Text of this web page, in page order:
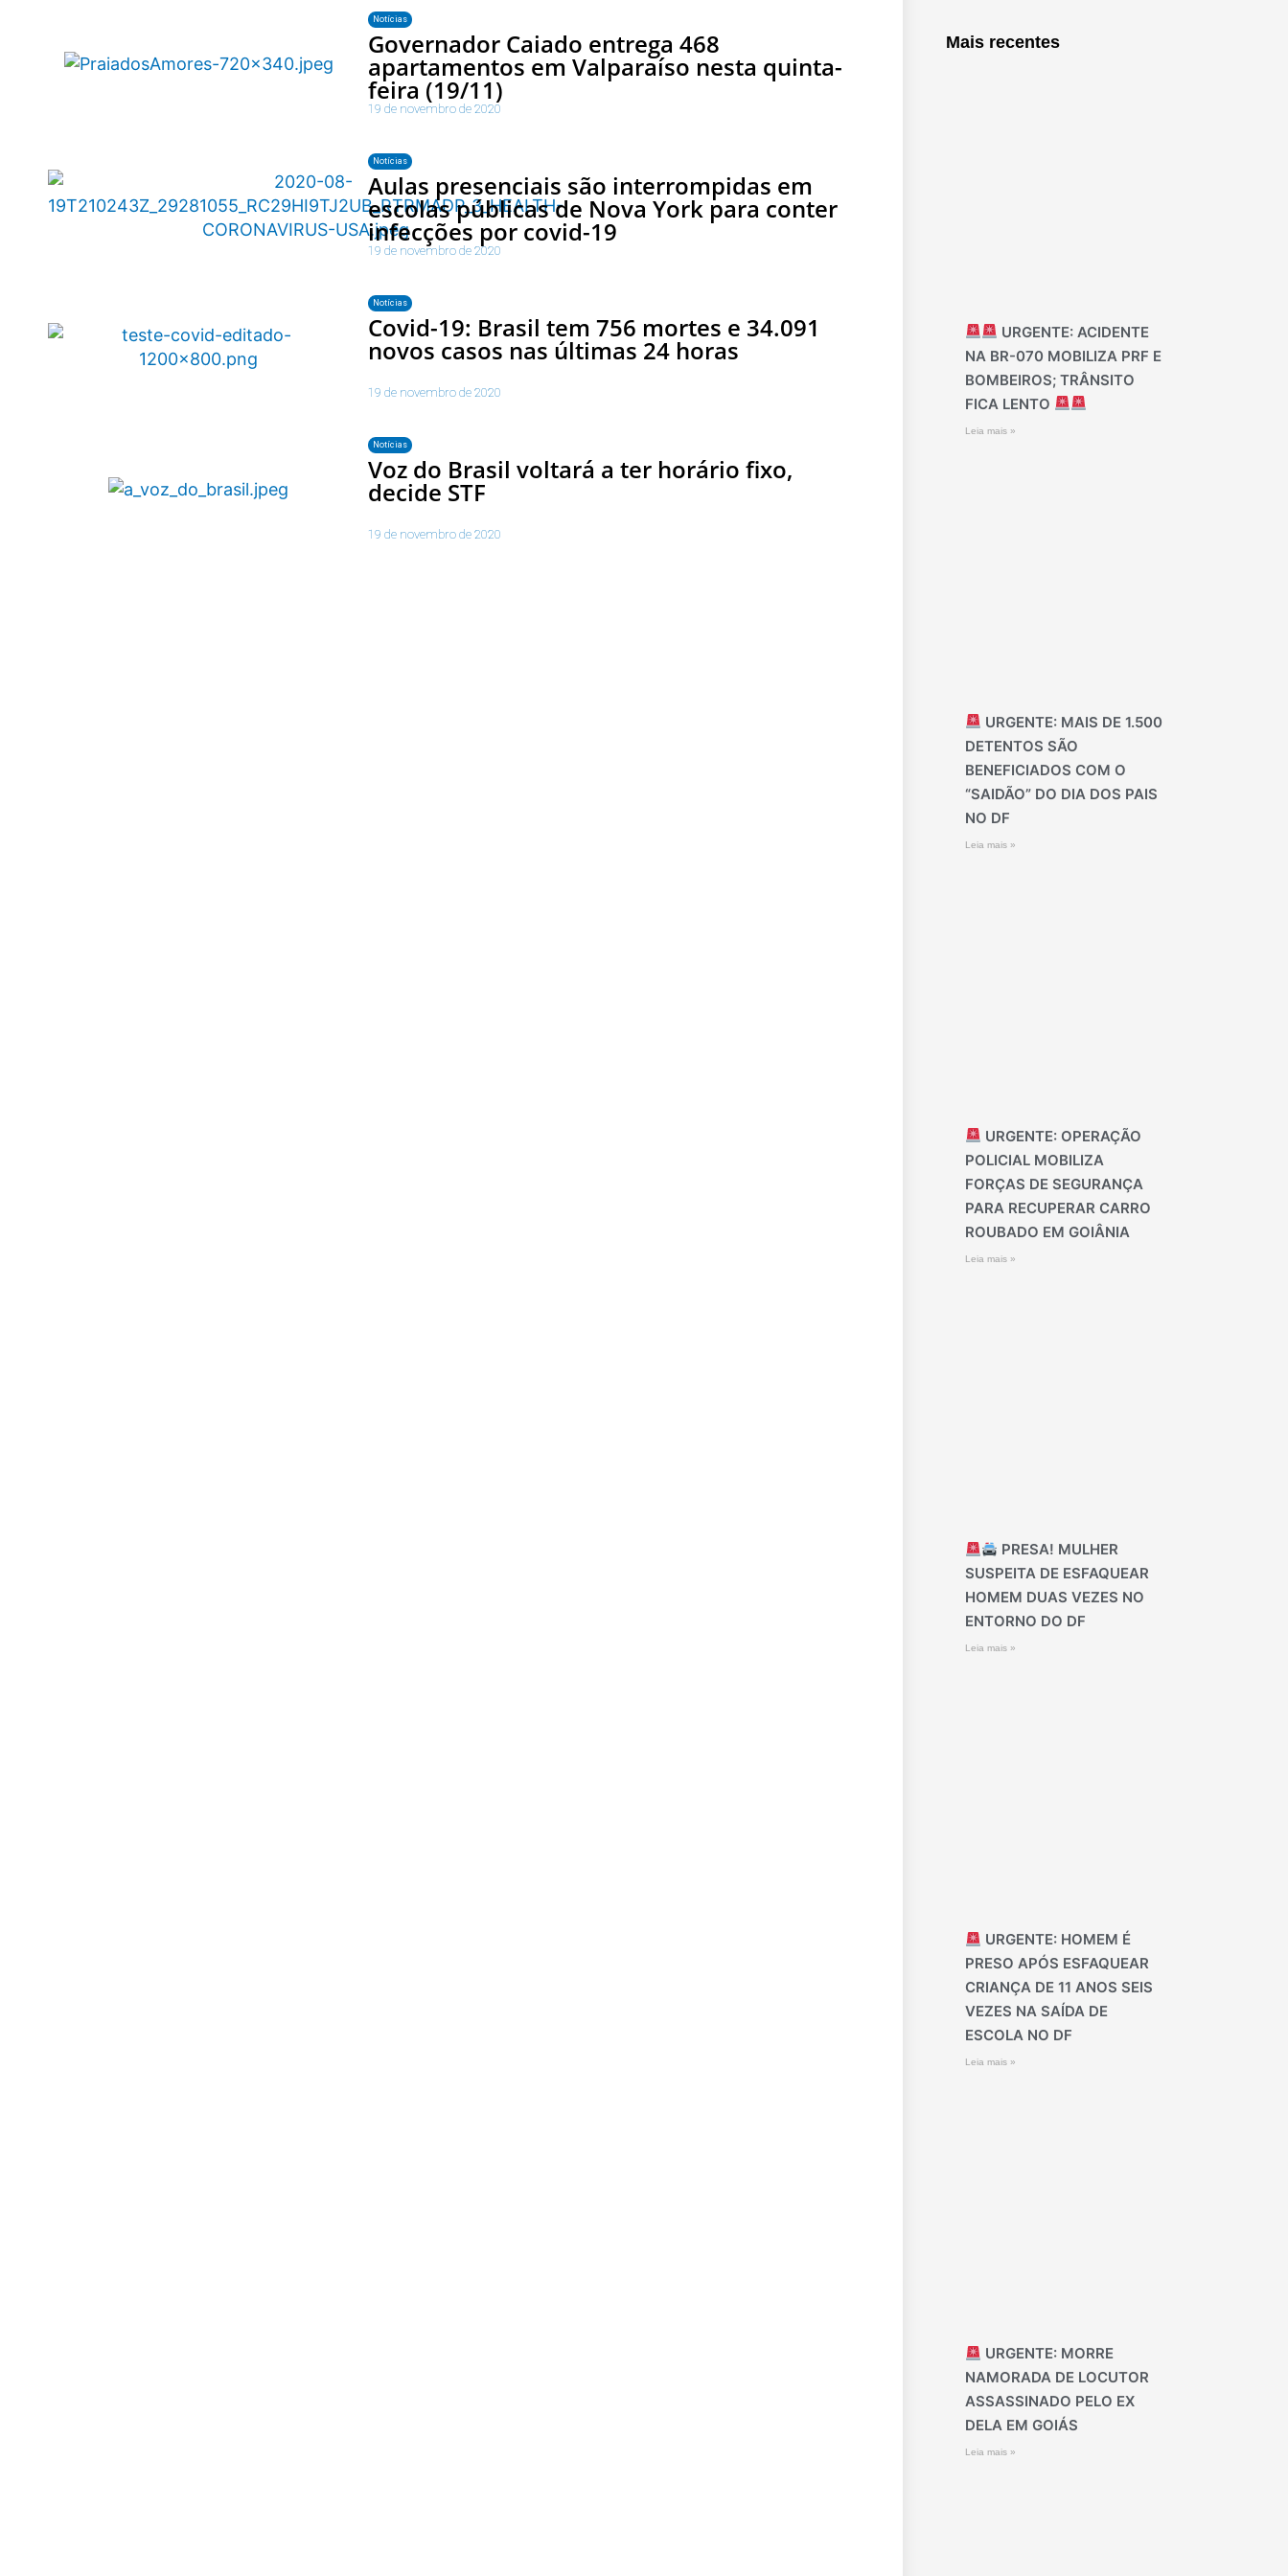
Notícias
Governador Caiado entrega 468
apartamentos em Valparaíso nesta quinta-
feira (19/11)
19 de novembro de 2020
Notícias
Aulas presenciais são interrompidas em
escolas públicas de Nova York para conter
infecções por covid-19
19 de novembro de 2020
Notícias
Covid-19: Brasil tem 756 mortes e 34.091
novos casos nas últimas 24 horas
19 de novembro de 2020
Notícias
Voz do Brasil voltará a ter horário fixo,
decide STF
19 de novembro de 2020
Mais recentes
URGENTE: ACIDENTE
NA BR-070 MOBILIZA PRF E
BOMBEIROS; TRÂNSITO
FICA LENTO
Leia mais »
URGENTE: MAIS DE 1.500
DETENTOS SÃO
BENEFICIADOS COM O
“SAIDÃO” DO DIA DOS PAIS
NO DF
Leia mais »
URGENTE: OPERAÇÃO
POLICIAL MOBILIZA
FORÇAS DE SEGURANÇA
PARA RECUPERAR CARRO
ROUBADO EM GOIÂNIA
Leia mais »
PRESA! MULHER
SUSPEITA DE ESFAQUEAR
HOMEM DUAS VEZES NO
ENTORNO DO DF
Leia mais »
URGENTE: HOMEM É
PRESO APÓS ESFAQUEAR
CRIANÇA DE 11 ANOS SEIS
VEZES NA SAÍDA DE
ESCOLA NO DF
Leia mais »
URGENTE: MORRE
NAMORADA DE LOCUTOR
ASSASSINADO PELO EX
DELA EM GOIÁS
Leia mais »